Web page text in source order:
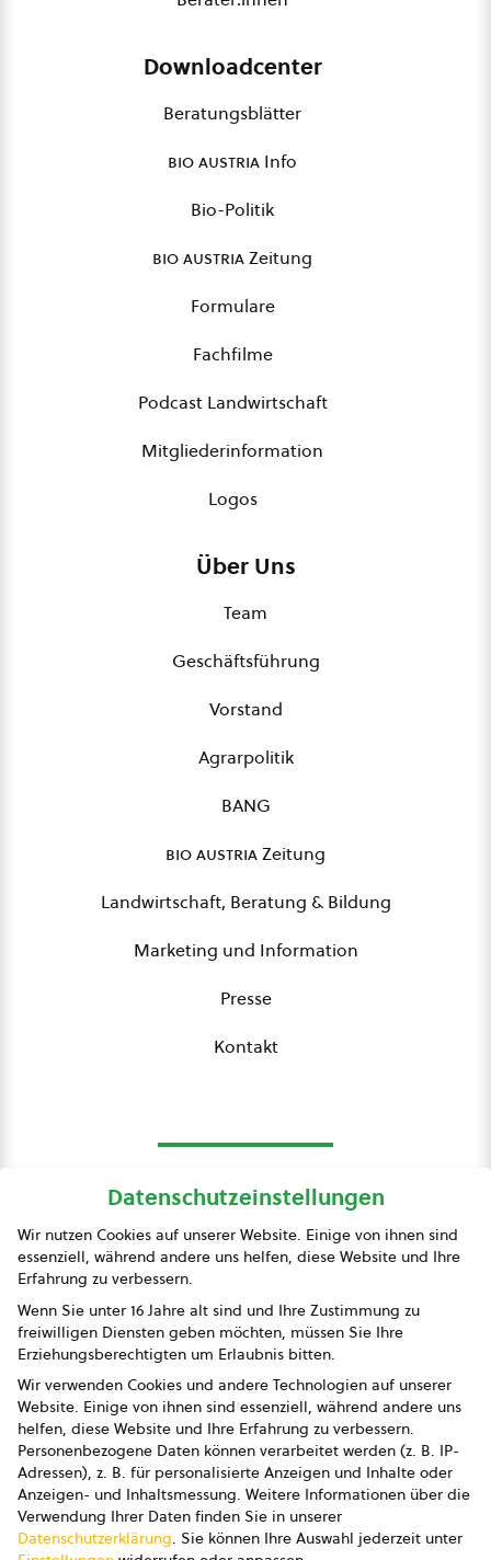
Downloadcenter
Beratungsblätter
bio austria Info
Bio-Politik
bio austriaZeitung
Formulare
Fachfilme
Podcast Landwirtschaft
Mitgliederinformation
Logos
Über Uns
Team
Geschäftsführung
Vorstand
Agrarpolitik
BANG
bio austriaZeitung
Landwirtschaft, Beratung & Bildung
Marketing und Information
Presse
Kontakt
Presse
Impressum
Datenschutz
AGB
AGB Marketing GmbH
AGB Bildung
Newsletter
Datenschutzeinstellungen
Wir nutzen Cookies auf unserer Website. Einige von ihnen sind
essenziell, während andere uns helfen, diese Website und Ihre
Erfahrung zu verbessern.
Wenn Sie unter 16 Jahre alt sind und Ihre Zustimmung zu
freiwilligen Diensten geben möchten, müssen Sie Ihre
Erziehungsberechtigten um Erlaubnis bitten.
Wir verwenden Cookies und andere Technologien auf unserer
Website. Einige von ihnen sind essenziell, während andere uns
helfen, diese Website und Ihre Erfahrung zu verbessern.
Personenbezogene Daten können verarbeitet werden (z. B. IP-
Adressen), z. B. für personalisierte Anzeigen und Inhalte oder
Anzeigen- und Inhaltsmessung. Weitere Informationen über die
Verwendung Ihrer Daten finden Sie in unserer
Datenschutzerklärung. Sie können Ihre Auswahl jederzeit unter